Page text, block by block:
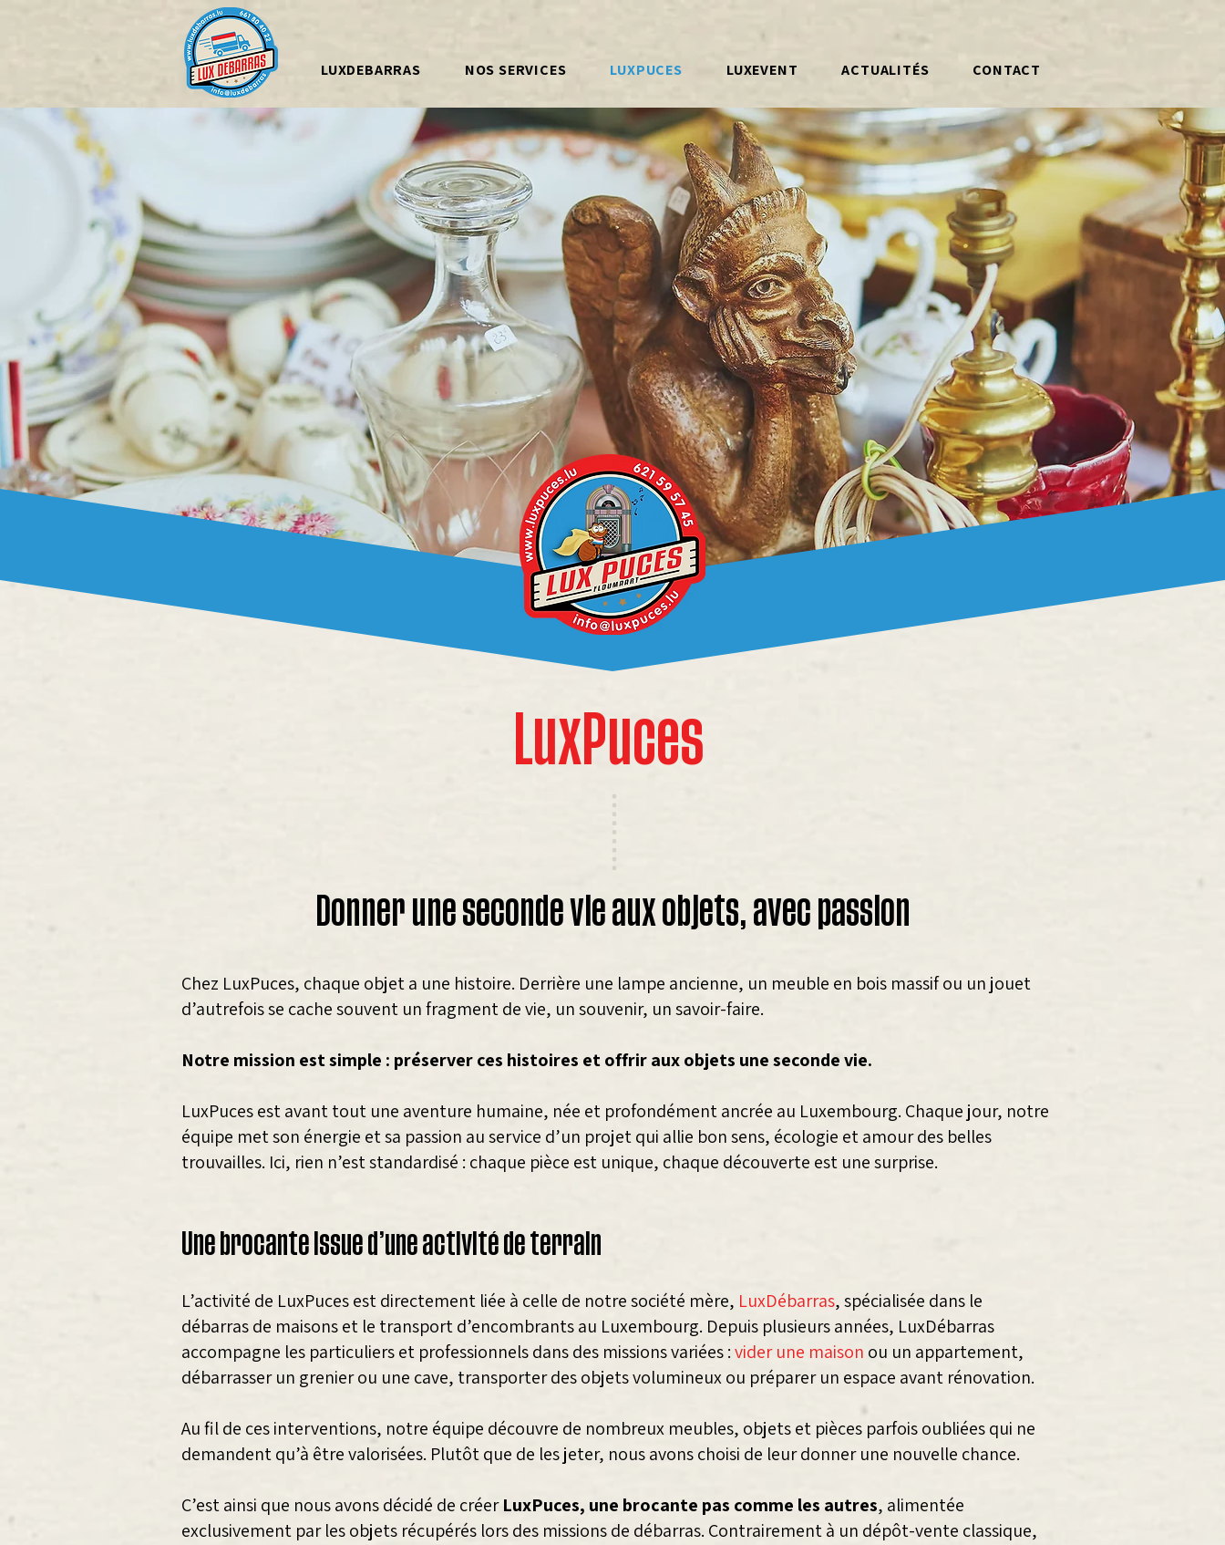
LUXDEBARRAS NOS SERVICES LUXPUCES LUXEVENT ACTUALITÉS CONTACT
LuxPuces
Donner une seconde vie aux objets, avec passion
Chez LuxPuces, chaque objet a une histoire. Derrière une lampe ancienne, un meuble en bois massif ou un jouet
d’autrefois se cache souvent un fragment de vie, un souvenir, un savoir-faire.
Notre mission est simple : préserver ces histoires et offrir aux objets une seconde vie.
LuxPuces est avant tout une aventure humaine, née et profondément ancrée au Luxembourg. Chaque jour, notre
équipe met son énergie et sa passion au service d’un projet qui allie bon sens, écologie et amour des belles
trouvailles. Ici, rien n’est standardisé : chaque pièce est unique, chaque découverte est une surprise.
Une brocante issue d’une activité de terrain
L’activité de LuxPuces est directement liée à celle de notre société mère, LuxDébarras, spécialisée dans le
débarras de maisons et le transport d’encombrants au Luxembourg. Depuis plusieurs années, LuxDébarras
accompagne les particuliers et professionnels dans des missions variées :vider une maison ou un appartement,
débarrasser un grenier ou une cave, transporter des objets volumineux ou préparer un espace avant rénovation.
Au fil de ces interventions, notre équipe découvre de nombreux meubles, objets et pièces parfois oubliées qui ne
demandent qu’à être valorisées. Plutôt que de les jeter, nous avons choisi de leur donner une nouvelle chance.
C’est ainsi que nous avons décidé de créerLuxPuces, une brocante pas comme les autres, alimentée
exclusivement par les objets récupérés lors des missions de débarras. Contrairement à un dépôt-vente classique,